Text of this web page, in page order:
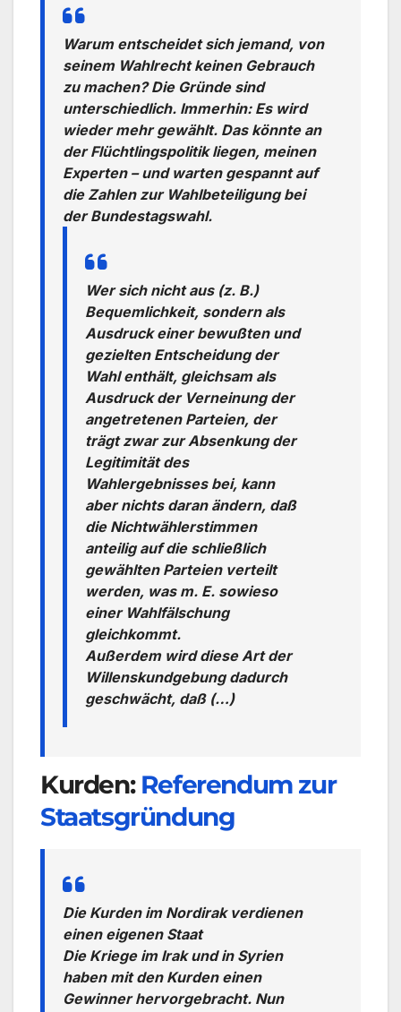
Warum entscheidet sich jemand, von
seinem Wahlrecht keinen Gebrauch
zu machen? Die Gründe sind
unterschiedlich. Immerhin: Es wird
wieder mehr gewählt. Das könnte an
der Flüchtlingspolitik liegen, meinen
Experten – und warten gespannt auf
die Zahlen zur Wahlbeteiligung bei
der Bundestagswahl.
Wer sich nicht aus (z. B.)
Bequemlichkeit, sondern als
Ausdruck einer bewußten und
gezielten Entscheidung der
Wahl enthält, gleichsam als
Ausdruck der Verneinung der
angetretenen Parteien, der
trägt zwar zur Absenkung der
Legitimität des
Wahlergebnisses bei, kann
aber nichts daran ändern, daß
die Nichtwählerstimmen
anteilig auf die schließlich
gewählten Parteien verteilt
werden, was m. E. sowieso
einer Wahlfälschung
gleichkommt.
Außerdem wird diese Art der
Willenskundgebung dadurch
geschwächt, daß (…)
Kurden: Referendum zur
Staatsgründung
Die Kurden im Nordirak verdienen
einen eigenen Staat
Die Kriege im Irak und in Syrien
haben mit den Kurden einen
Gewinner hervorgebracht. Nun